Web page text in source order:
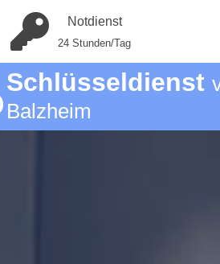
Notdienst
24 Stunden/Tag
Schlüsseldienst
Balzheim